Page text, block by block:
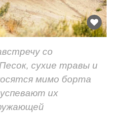
со
сухие травы и
мимо борта
их